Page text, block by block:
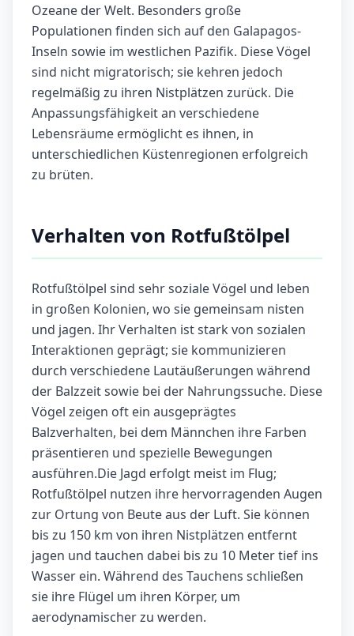
Ozeane der Welt. Besonders große
Populationen finden sich auf den Galapagos-
Inseln sowie im westlichen Pazifik. Diese Vögel
sind nicht migratorisch; sie kehren jedoch
regelmäßig zu ihren Nistplätzen zurück. Die
Anpassungsfähigkeit an verschiedene
Lebensräume ermöglicht es ihnen, in
unterschiedlichen Küstenregionen erfolgreich
zu brüten.
Verhalten von Rotfußtölpel
Rotfußtölpel sind sehr soziale Vögel und leben
in großen Kolonien, wo sie gemeinsam nisten
und jagen. Ihr Verhalten ist stark von sozialen
Interaktionen geprägt; sie kommunizieren
durch verschiedene Lautäußerungen während
der Balzzeit sowie bei der Nahrungssuche. Diese
Vögel zeigen oft ein ausgeprägtes
Balzverhalten, bei dem Männchen ihre Farben
präsentieren und spezielle Bewegungen
ausführen.Die Jagd erfolgt meist im Flug;
Rotfußtölpel nutzen ihre hervorragenden Augen
zur Ortung von Beute aus der Luft. Sie können
bis zu 150 km von ihren Nistplätzen entfernt
jagen und tauchen dabei bis zu 10 Meter tief ins
Wasser ein. Während des Tauchens schließen
sie ihre Flügel um ihren Körper, um
aerodynamischer zu werden.